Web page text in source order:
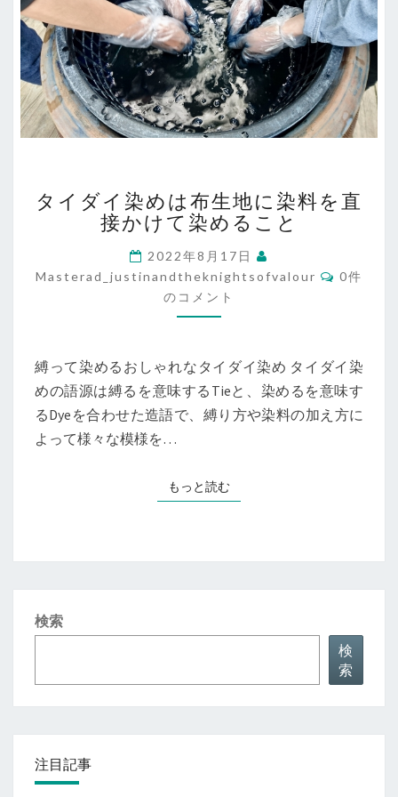
ン
を
作
る
イ
ダ
染
め
は
布
地
に
染
料
か
る
と
タイダイ染めは布生地に染料を直
接かけて染めること
2022年8月17日
Masterad_justinandtheknightsofvalour
コ
メ
0件
のコメント
縛って染めるおしゃれなタイダイ染め タイダイ染
めの語源は縛るを意味するTieと、染めるを意味す
るDyeを合わせた造語で、縛り方や染料の加え方に
よって様々な模様を…
もっと読むもっと読む
検索
検
索
注目記事